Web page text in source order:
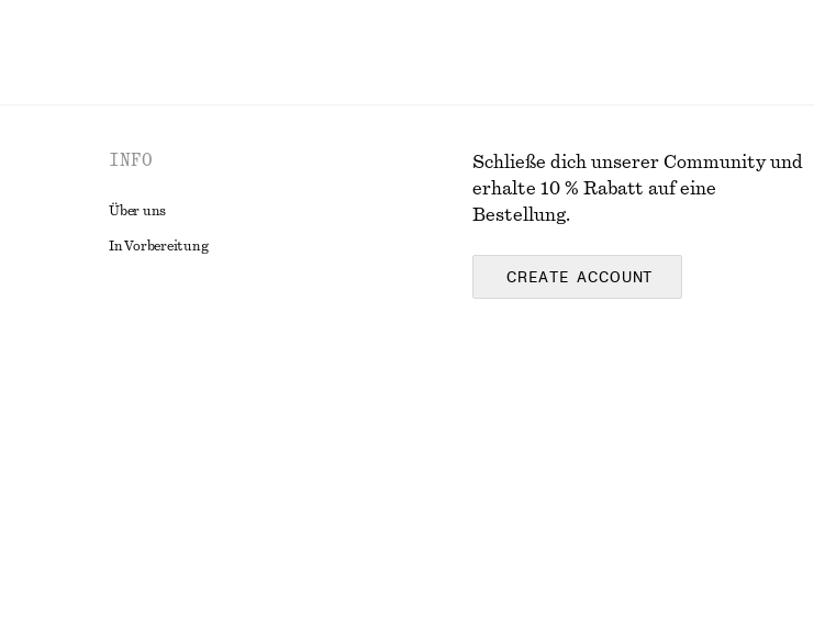
INFO
Über uns
In Vorbereitung
Schließe dich unserer Community und
erhalte 10 % Rabatt auf eine
Bestellung.
CREATE ACCOUNT